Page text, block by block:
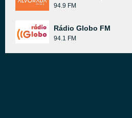
94.9 FM
Rádio Globo FM
94.1 FM